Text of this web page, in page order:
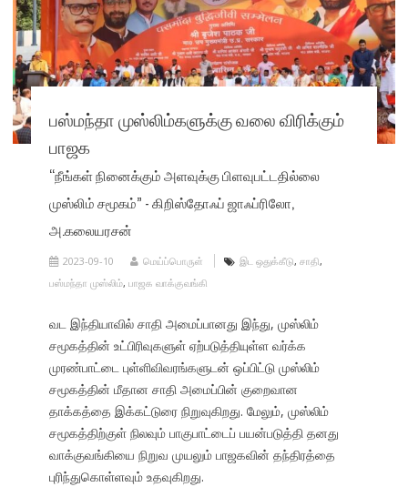
பஸ்மந்தா முஸ்லிம்களுக்கு வலை விரிக்கும்
பாஜக
“நீங்கள் நினைக்கும் அளவுக்கு பிளவுபட்டதில்லை
முஸ்லிம் சமூகம்” - கிறிஸ்தோஃப் ஜாஃப்ரிலோ,
அ.கலையரசன்
2023-09-10 மெய்ப்பொருள் இட ஒதுக்கீடு, சாதி,
பஸ்மந்தா முஸ்லிம், பாஜக வாக்குவங்கி
வட இந்தியாவில் சாதி அமைப்பானது இந்து, முஸ்லிம்
சமூகத்தின் உட்பிரிவுகளுள் ஏற்படுத்தியுள்ள வர்க்க
முரண்பாட்டை புள்ளிவிவரங்களுடன் ஒப்பிட்டு முஸ்லிம்
சமூகத்தின் மீதான சாதி அமைப்பின் குறைவான
தாக்கத்தை இக்கட்டுரை நிறுவுகிறது. மேலும், முஸ்லிம்
சமூகத்திற்குள் நிலவும் பாகுபாட்டைப் பயன்படுத்தி தனது
வாக்குவங்கியை நிறுவ முயலும் பாஜகவின் தந்திரத்தை
புரிந்துகொள்ளவும் உதவுகிறது.